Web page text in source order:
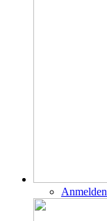
Anmelden